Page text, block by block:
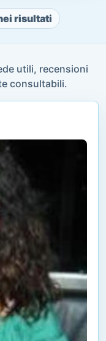
risultati
utili, recensioni
consultabili.